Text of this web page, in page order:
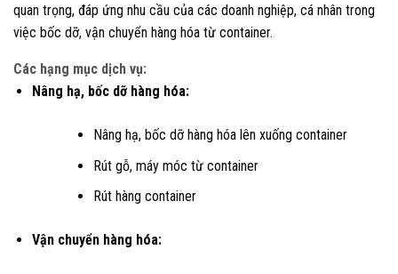
quan trọng, đáp ứng nhu cầu của các doanh nghiệp, cá nhân trong
việc bốc dỡ, vận chuyển hàng hóa từ container.
Các hạng mục dịch vụ:
Nâng hạ, bốc dỡ hàng hóa:
Nâng hạ, bốc dỡ hàng hóa lên xuống container
Rút gỗ, máy móc từ container
Rút hàng container
Vận chuyển hàng hóa: